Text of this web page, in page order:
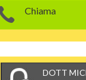
Chiama
DOTT